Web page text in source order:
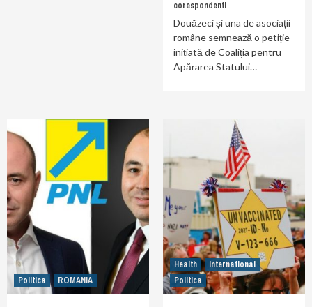
corespondenti
Douăzeci și una de asociații
române semnează o petiție
inițiată de Coaliția pentru
Apărarea Statului…
Politica ROMANIA
Health
International
Politica